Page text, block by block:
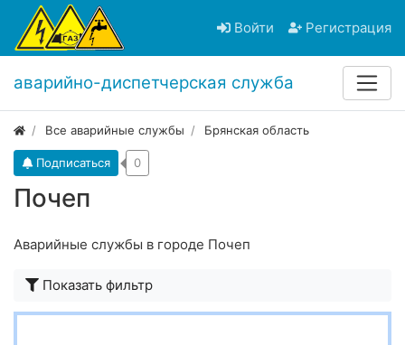
Войти Регистрация
аварийно-диспетчерская служба
Все аварийные службы Брянская область
Почеп
Подписаться 0
Аварийные службы в городе Почеп
Показать фильтр